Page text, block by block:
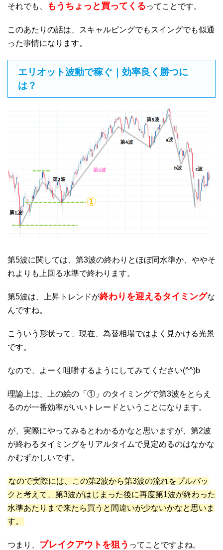
それでも、 もうちょっと買ってくるってことです。
このあたりの話は、スキャルピングでもスイングでも似通
った事情になります。
エリオット波動で稼ぐ｜効率良く勝つに
は？
第5波に関しては、第3波の終わりとほぼ同水準か、ややそ
れよりも上回る水準で終わります。
第5波は、上昇トレンドが終わりを迎えるタイミングな
んですね。
こういう形状って、現在、為替相場ではよく見かける光景
です。
なので、よーく咀嚼するようにしてみてください(^^)b
理論上は、上の絵の「①」のタイミングで第3波をとらえ
るのが一番効率がいいトレードということになります。
が、実際にやってみるとわかるかなと思いますが、第2波
が終わるタイミングをリアルタイムで見定めるのはなかな
かむずかしいです。
なので実際には、この第2波から第3波の流れをプルバッ
クと考えて、第3波がはじまった後に再度第1波が終わった
水準あたりまで来たら買うと間違いが少ないかなと思いま
す。
つまり、 ブレイクアウトを狙う ってことですよね。